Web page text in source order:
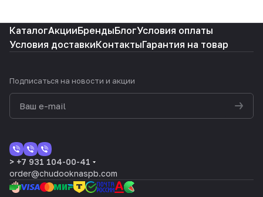
КаталогАкцииБрендыБлогУсловия оплаты
Условия доставкиКонтактыГарантия на товар
Подписаться на новости и акции
> +7 931 104-00-41
order@chudooknaspb.com